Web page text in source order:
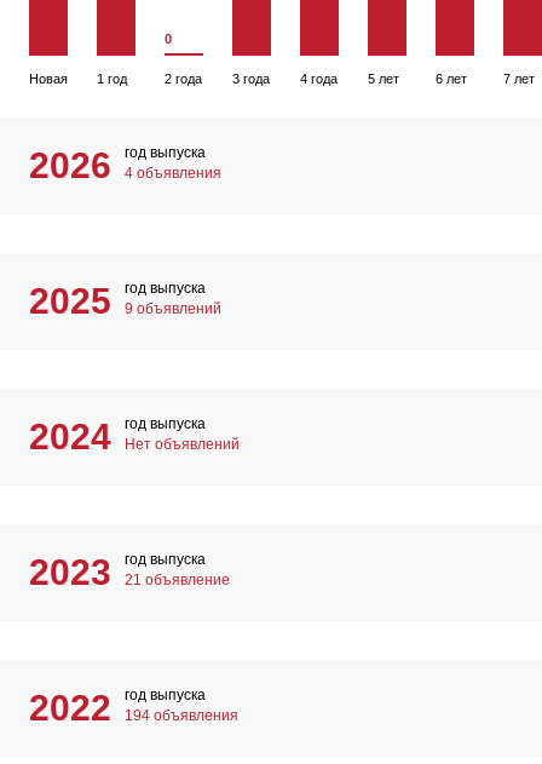
Новая 1 год
0
2 года 3 года 4 года 5 лет 6 лет 7 лет
2026
год выпуска
4 объявления
2025
год выпуска
9 объявлений
2024
год выпуска
Нет объявлений
2023
год выпуска
21 объявление
2022
год выпуска
194 объявления